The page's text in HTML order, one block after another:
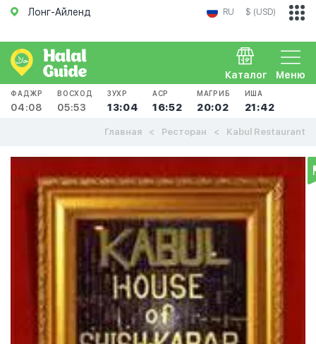
Лонг-Айленд RU $ (USD)
Меню
Каталог
ФАДЖР
04:08
ВОСХОД
05:53
ЗУХР
13:04
АСР
16:52
МАГРИБ
20:02
ИША
21:42
Главная Ресторан Kabul Restaurant